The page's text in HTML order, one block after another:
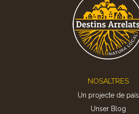
NOSALTRES
Un projecte de país
Unser Blog